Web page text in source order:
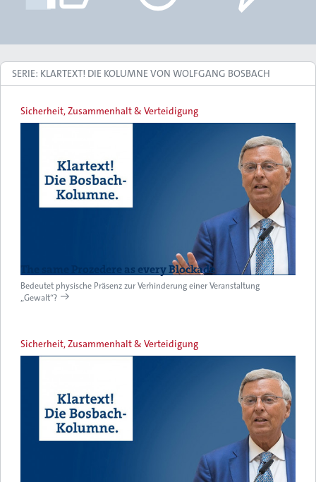
SERIE: KLARTEXT! DIE KOLUMNE VON WOLFGANG BOSBACH
Sicherheit, Zusammenhalt & Verteidigung
The same Prozedere as every Blockade
Bedeutet physische Präsenz zur Verhinderung einer Veranstaltung
„Gewalt“?
Sicherheit, Zusammenhalt & Verteidigung